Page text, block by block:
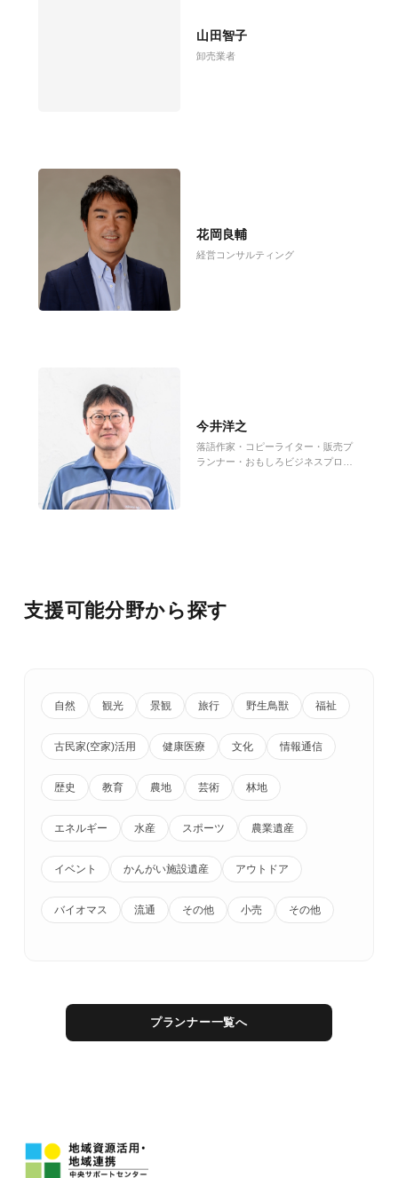
山田智子
卸売業者
花岡良輔
経営コンサルティング
今井洋之
落語作家・コピーライター・販売プ
ランナー・おもしろビジネスプロデ
支援可能分野から探す
自然 観光 景観 旅行 野生鳥獣 福祉
古民家(空家)活用 健康医療 文化 情報通信
歴史 教育 農地 芸術 林地
エネルギー 水産 スポーツ 農業遺産
イベント かんがい施設遺産 アウトドア
バイオマス 流通 その他 小売 その他
プランナー一覧へ